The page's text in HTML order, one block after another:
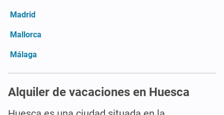
Madrid
Mallorca
Málaga
Alquiler de vacaciones en Huesca